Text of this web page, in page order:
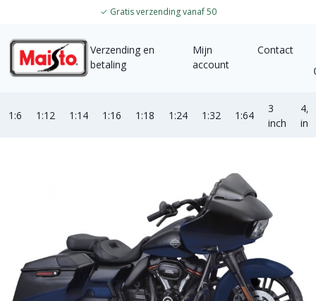
✓ Gratis verzending vanaf 50
Verzending en
betaling
Mijn
account
Contact
1:6 1:12 1:14 1:16 1:18 1:24 1:32 1:64
3
inch
4,5